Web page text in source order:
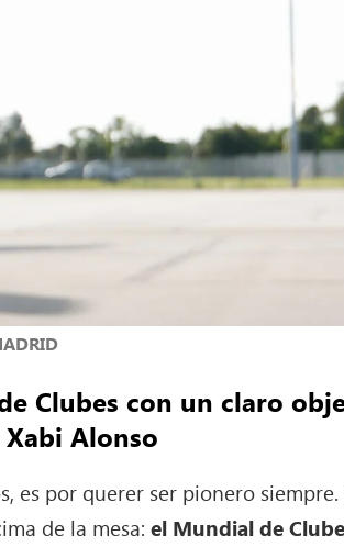
Clubes con un claro
Alonso
es por querer ser pionero siempre.
de la mesa:el Mundial de